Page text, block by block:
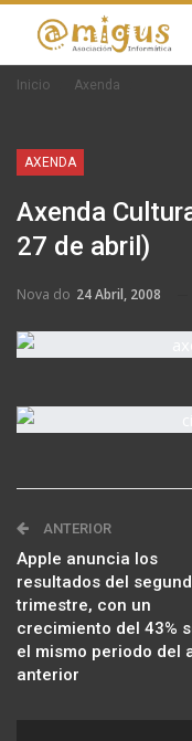
Inicio Axenda
AXENDA
Axenda
27 de abril)
Nova do 24 Abril, 2008
ANTERIOR
Apple anuncia los
resultados del
trimestre, con un
crecimiento del 43%
el mismo periodo del
anterior